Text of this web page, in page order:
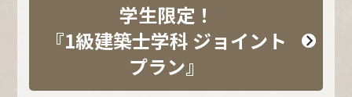
学生限定！
『1級建築士学科 ジョイント
プラン』